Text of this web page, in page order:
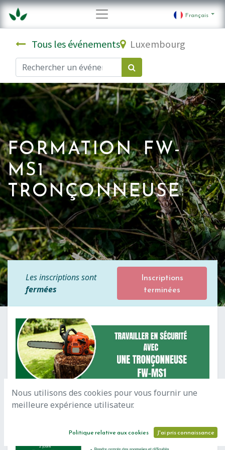
Français
Tous les événements Luxembourg
FORMATION FW-
MS1
TRONÇONNEUSE
Les inscriptions sont
fermées
Inscriptions
terminées
Nous utilisons des cookies pour vous fournir une
meilleure expérience utilisateur.
Politique relative aux cookies J'ai pris connaissance